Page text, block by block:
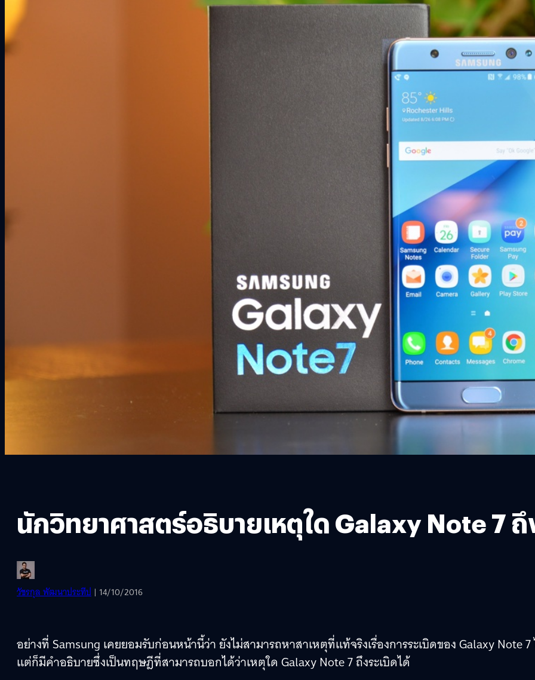
นักวิทยาศาสตร์อธิบายเหตุใด Galaxy Note 7 ถึ
วัชรกุล พัฒนาประทีป | 14/10/2016
อย่างที่ Samsung เคยยอมรับก่อนหน้านี้ว่า ยังไม่สามารถหาสาเหตุที่แท้จริงเรื่องการระเบิดของ Galaxy Note 7
แต่ก็มีคำอธิบายซึ่งเป็นทฤษฎีที่สามารถบอกได้ว่าเหตุใด Galaxy Note 7 ถึงระเบิดได้